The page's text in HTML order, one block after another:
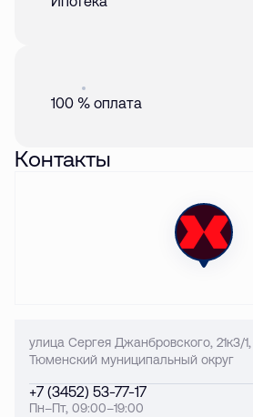
100 % оплата
Контакты
улица Сергея Джанбровского, 21к3/
Тюменский муниципальный округ
+7 (3452) 53-77-17
Пн–Пт, 09:00–19:00